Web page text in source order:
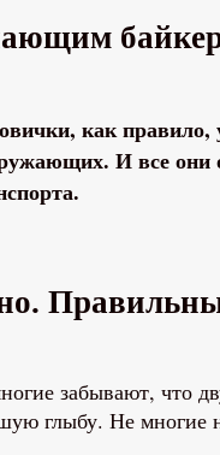
как правило,
И все
забывают, что
глыбу. Не